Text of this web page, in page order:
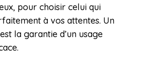
pour choisir celui qui
à vos attentes. Un
la garantie d’un usage